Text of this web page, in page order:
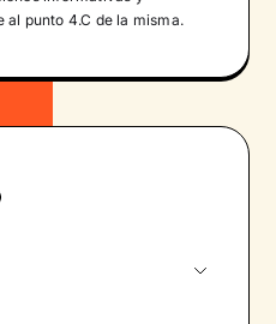
punto 4.C de la misma.